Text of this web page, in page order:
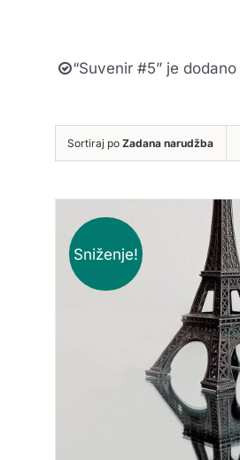
“Suvenir #5” je
Sortiraj po Zadana narudžba
Sniženje!